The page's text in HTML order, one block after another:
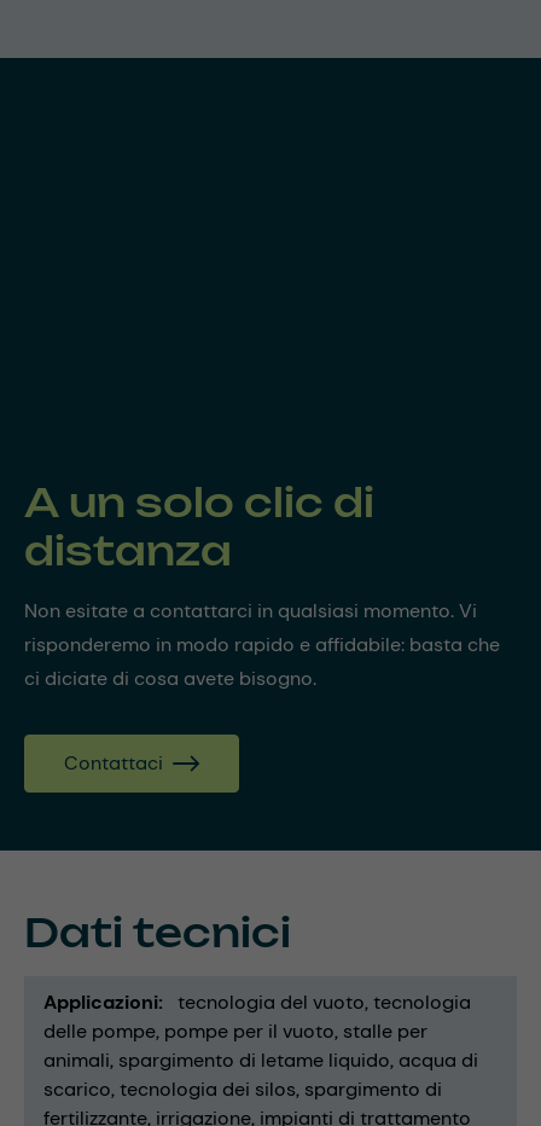
A un solo clic di
distanza
Non esitate a contattarci in qualsiasi momento. Vi
risponderemo in modo rapido e affidabile: basta che
ci diciate di cosa avete bisogno.
Contattaci
Dati tecnici
Applicazioni tecnologia del vuoto tecnologia
delle pompe pompe per il vuoto stalle per
animali spargimento di letame liquido acqua di
scarico tecnologia dei silos spargimento di
fertilizzante irrigazione impianti di trattamento